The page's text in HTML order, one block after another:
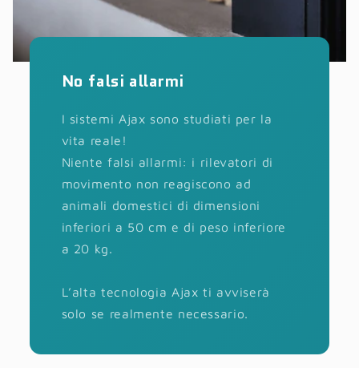
No falsi allarmi
I sistemi Ajax sono studiati per la
vita reale!
Niente falsi allarmi: i rilevatori di
movimento non reagiscono ad
animali domestici di dimensioni
inferiori a 50 cm e di peso inferiore
a 20 kg.
L’alta tecnologia Ajax ti avviserà
solo se realmente necessario.